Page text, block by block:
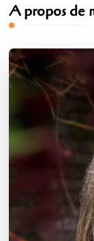
A propos de